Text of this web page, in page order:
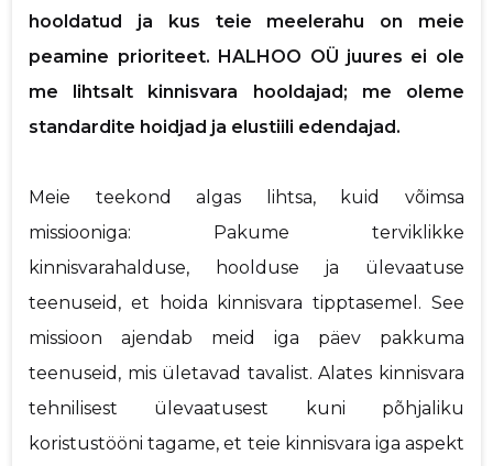
hooldatud ja kus teie meelerahu on meie
peamine prioriteet. HALHOO OÜ juures ei ole
me lihtsalt kinnisvara hooldajad; me oleme
standardite hoidjad ja elustiili edendajad.
Meie teekond algas lihtsa, kuid võimsa
missiooniga: Pakume terviklikke
kinnisvarahalduse, hoolduse ja ülevaatuse
teenuseid, et hoida kinnisvara tipptasemel. See
missioon ajendab meid iga päev pakkuma
teenuseid, mis ületavad tavalist. Alates kinnisvara
tehnilisest ülevaatusest kuni põhjaliku
koristustööni tagame, et teie kinnisvara iga aspekt
Saaja e-mail
Sinu nimi